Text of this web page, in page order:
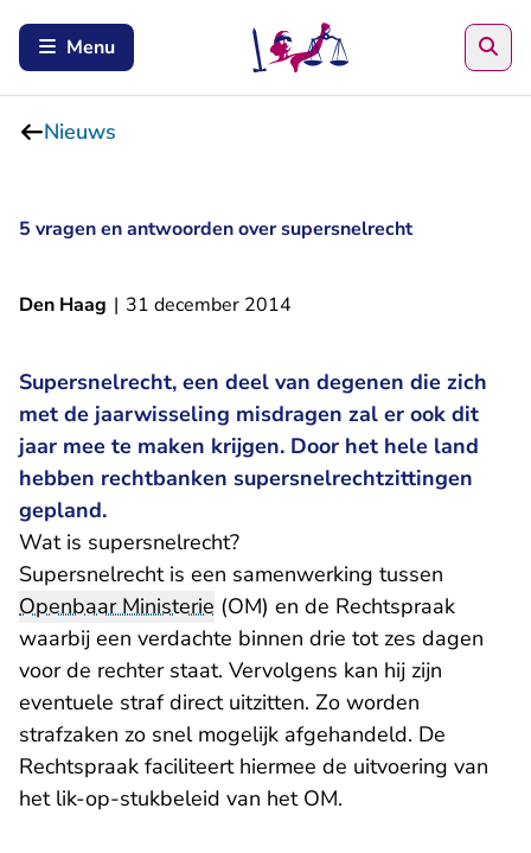
Menu
Nieuws
5 vragen en antwoorden over supersnelrecht
Den Haag | 31 december 2014
Supersnelrecht, een deel van degenen die zich
met de jaarwisseling misdragen zal er ook dit
jaar mee te maken krijgen. Door het hele land
hebben rechtbanken supersnelrechtzittingen
gepland.
Wat is supersnelrecht?
Supersnelrecht is een samenwerking tussen
Openbaar Ministerie (OM) en de Rechtspraak
waarbij een verdachte binnen drie tot zes dagen
voor de rechter staat. Vervolgens kan hij zijn
eventuele straf direct uitzitten. Zo worden
strafzaken zo snel mogelijk afgehandeld. De
Rechtspraak faciliteert hiermee de uitvoering van
het lik-op-stukbeleid van het OM.